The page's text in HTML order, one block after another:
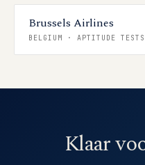
Brussels Airlines
BELGIUM · APTITUDE TESTS
Klaar